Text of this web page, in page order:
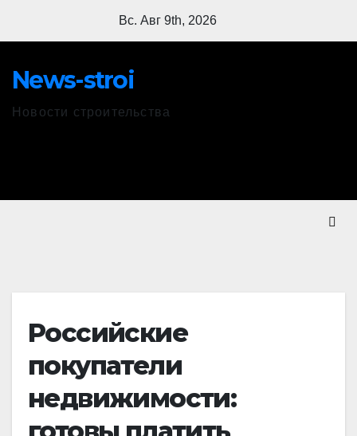
Вс. Авг 9th, 2026
News-stroi
Новости строительства
Российские
покупатели
недвижимости: